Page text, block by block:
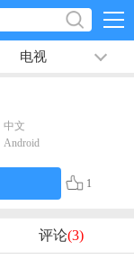
电视 排行榜
中文
Android
1
评论(3)